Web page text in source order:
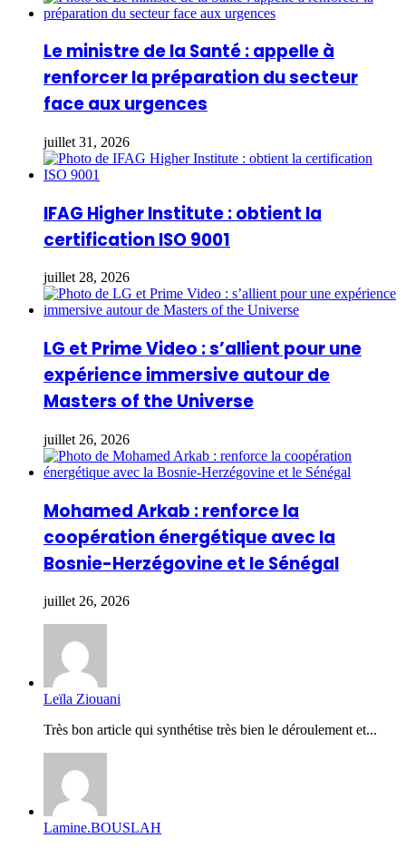
Le ministre de la Santé : appelle à
renforcer la préparation du secteur
face aux urgences
juillet 31, 2026
IFAG Higher Institute : obtient la
certification ISO 9001
juillet 28, 2026
LG et Prime Video : s’allient pour une
expérience immersive autour de
Masters of the Universe
juillet 26, 2026
Mohamed Arkab : renforce la
coopération énergétique avec la
Bosnie-Herzégovine et le Sénégal
juillet 26, 2026
Leïla Ziouani
Très bon article qui synthétise très bien le déroulement et...
Lamine.BOUSLAH